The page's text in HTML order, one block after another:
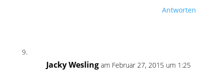
Antworten
Jacky Wesling am Februar 27, 2015 um 1:25